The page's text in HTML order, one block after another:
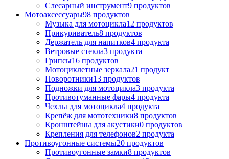
Слесарный инструмент9 продуктов
Мотоаксессуары98 продуктов
Музыка для мотоцикла12 продуктов
Прикуриватель8 продуктов
Держатель для напитков4 продукта
Ветровые стекла3 продукта
Грипсы16 продуктов
Мотоциклетные зеркала21 продукт
Поворотники13 продуктов
Подножки для мотоцикла3 продукта
Противотуманные фары4 продукта
Чехлы для мотоцикла4 продукта
Крепёж для мототехники8 продуктов
Кронштейны для акустики0 продуктов
Крепления для телефонов2 продукта
Противоугонные системы20 продуктов
Противоугонные замки8 продуктов